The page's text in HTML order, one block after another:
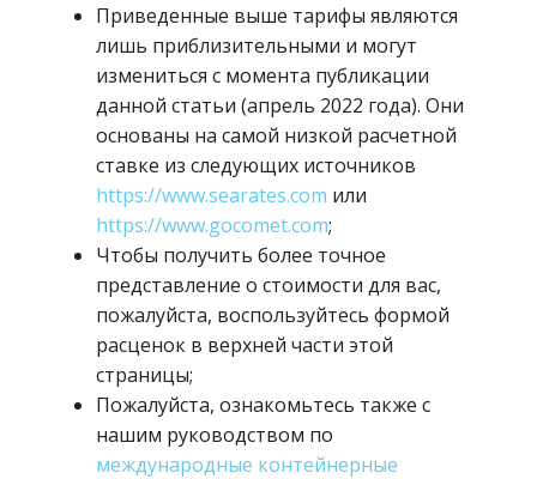
Приведенные выше тарифы являются
лишь приблизительными и могут
измениться с момента публикации
данной статьи (апрель 2022 года). Они
основаны на самой низкой расчетной
ставке из следующих источников
https://www.searates.com или
https://www.gocomet.com;
Чтобы получить более точное
представление о стоимости для вас,
пожалуйста, воспользуйтесь формой
расценок в верхней части этой
страницы;
Пожалуйста, ознакомьтесь также с
нашим руководством по
международные контейнерные